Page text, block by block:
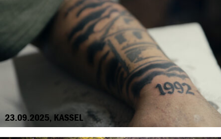
23.09.2025, KASSEL